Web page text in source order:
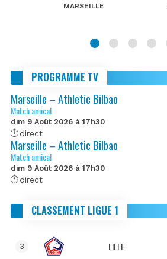
MARSEILLE
PROGRAMME TV
Marseille – Athletic Bilbao
Match amical
dim 9 Août 2026 à 17h30
direct
Marseille – Athletic Bilbao
Match amical
dim 9 Août 2026 à 17h30
direct
CLASSEMENT LIGUE 1
3 LILLE